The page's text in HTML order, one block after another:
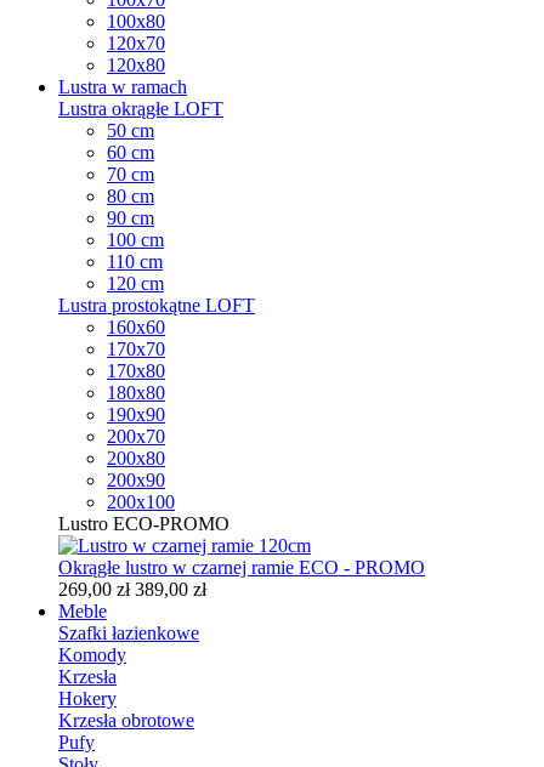
100x80
120x70
120x80
Lustra w ramach
Lustra okrągłe LOFT
50 cm
60 cm
70 cm
80 cm
90 cm
100 cm
110 cm
120 cm
Lustra prostokątne LOFT
160x60
170x70
170x80
180x80
190x90
200x70
200x80
200x90
200x100
Lustro ECO-PROMO
Okrągłe lustro w czarnej ramie ECO - PROMO
269,00 zł 389,00 zł
Meble
Szafki łazienkowe
Komody
Krzesła
Hokery
Krzesła obrotowe
Pufy